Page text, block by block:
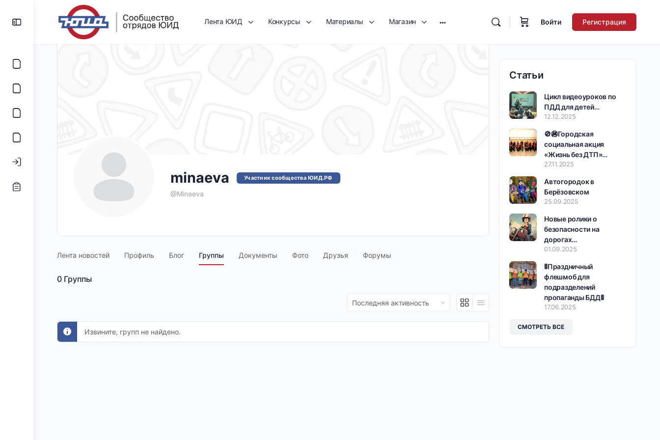
Лента ЮИД Конкурсы Материалы Магазин Войти Регистрация
minaeva Участник сообщества ЮИД.РФ
@Minaeva
Лента новостей Профиль Блог Группы Документы Фото Друзья Форумы
0 Группы
Сортировать
по:
Извините, групп не найдено.
Статьи
Цикл видеоуроков по
ПДД для детей…
12.12.2025
🚫🚳Городская
социальная акция
«Жизнь без ДТП»…
27.11.2025
Автогородок в
Берёзовском
25.09.2025
Новые ролики о
безопасности на
дорогах…
01.09.2025
🚦Праздничный
флешмоб для
подразделений
пропаганды БДД🚦
17.06.2025
СМОТРЕТЬ ВСЕ